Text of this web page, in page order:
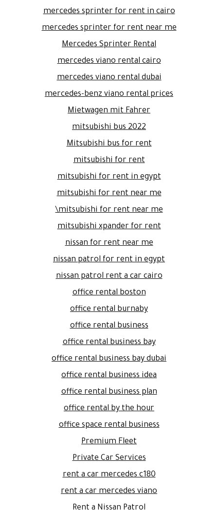
mercedes sprinter for rent in cairo
mercedes sprinter for rent near me
Mercedes Sprinter Rental
mercedes viano rental cairo
mercedes viano rental dubai
mercedes-benz viano rental prices
Mietwagen mit Fahrer
mitsubishi bus 2022
Mitsubishi bus for rent
mitsubishi for rent
mitsubishi for rent in egypt
mitsubishi for rent near me
mitsubishi for rent near me\
mitsubishi xpander for rent
nissan for rent near me
nissan patrol for rent in egypt
nissan patrol rent a car cairo
office rental boston
office rental burnaby
office rental business
office rental business bay
office rental business bay dubai
office rental business idea
office rental business plan
office rental by the hour
office space rental business
Premium Fleet
Private Car Services
rent a car mercedes c180
rent a car mercedes viano
Rent a Nissan Patrol